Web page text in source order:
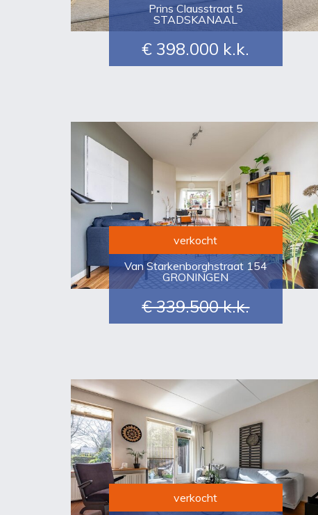
Prins Clausstraat 5
STADSKANAAL
€ 398.000 k.k.
verkocht
Van Starkenborghstraat 154
GRONINGEN
€ 339.500k.k.
verkocht